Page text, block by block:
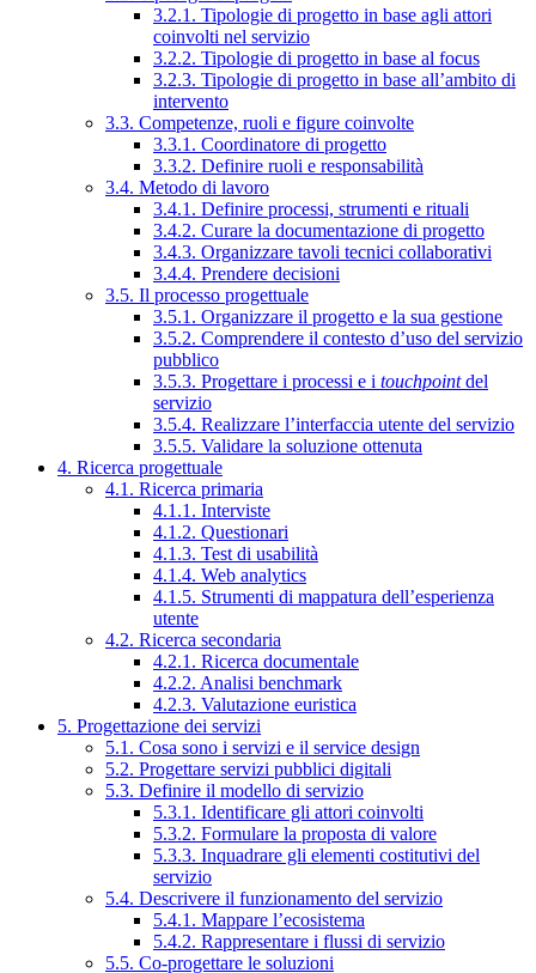
3.2.1. Tipologie di progetto in base agli attori
coinvolti nel servizio
3.2.2. Tipologie di progetto in base al focus
3.2.3. Tipologie di progetto in base all’ambito di
intervento
3.3. Competenze, ruoli e figure coinvolte
3.3.1. Coordinatore di progetto
3.3.2. Definire ruoli e responsabilità
3.4. Metodo di lavoro
3.4.1. Definire processi, strumenti e rituali
3.4.2. Curare la documentazione di progetto
3.4.3. Organizzare tavoli tecnici collaborativi
3.4.4. Prendere decisioni
3.5. Il processo progettuale
3.5.1. Organizzare il progetto e la sua gestione
3.5.2. Comprendere il contesto d’uso del servizio
pubblico
3.5.3. Progettare i processi e i touchpointdel
servizio
3.5.4. Realizzare l’interfaccia utente del servizio
3.5.5. Validare la soluzione ottenuta
4. Ricerca progettuale
4.1. Ricerca primaria
4.1.1. Interviste
4.1.2. Questionari
4.1.3. Test di usabilità
4.1.4. Web analytics
4.1.5. Strumenti di mappatura dell’esperienza
utente
4.2. Ricerca secondaria
4.2.1. Ricerca documentale
4.2.2. Analisi benchmark
4.2.3. Valutazione euristica
5. Progettazione dei servizi
5.1. Cosa sono i servizi e il service design
5.2. Progettare servizi pubblici digitali
5.3. Definire il modello di servizio
5.3.1. Identificare gli attori coinvolti
5.3.2. Formulare la proposta di valore
5.3.3. Inquadrare gli elementi costitutivi del
servizio
5.4. Descrivere il funzionamento del servizio
5.4.1. Mappare l’ecosistema
5.4.2. Rappresentare i flussi di servizio
5.5. Co-progettare le soluzioni